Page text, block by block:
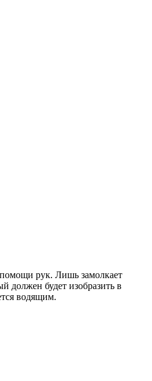
рук. Лишь замолкает
должен будет изобразить в
водящим.